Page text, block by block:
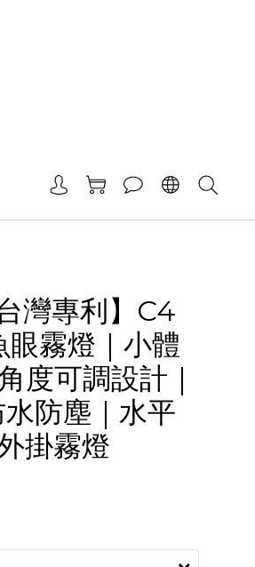
灣專利】C4
霧燈｜小體
度可調設計｜
防塵｜水平
掛霧燈